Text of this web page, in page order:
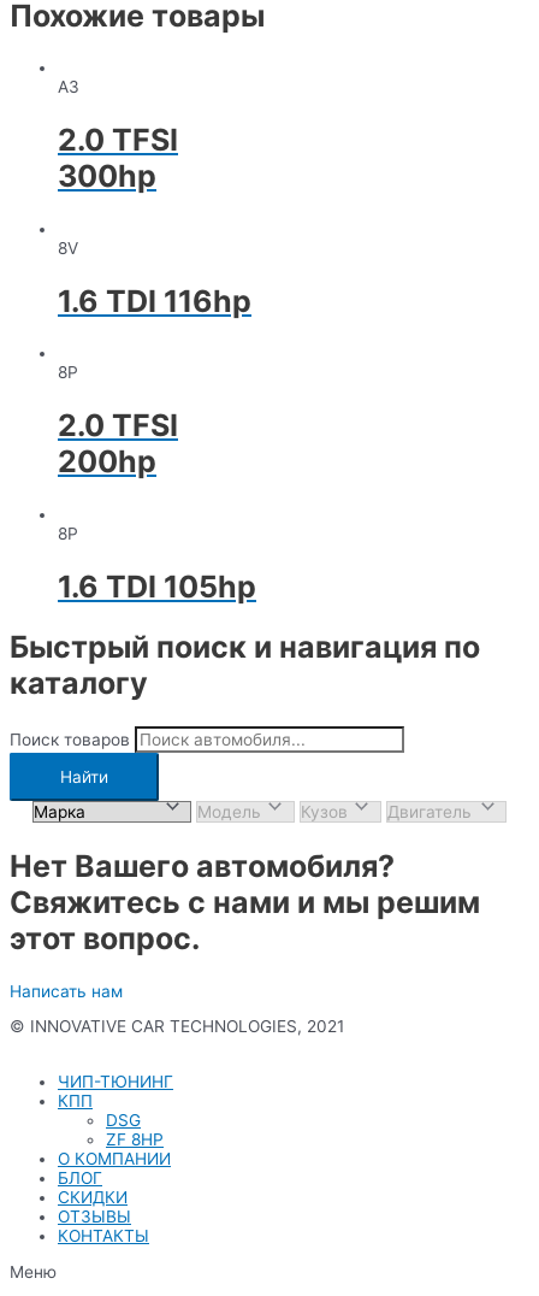
Похожие товары
A3
2.0 TFSI
300hp
8V
1.6 TDI 116hp
8P
2.0 TFSI
200hp
8P
1.6 TDI 105hp
Быстрый поиск и навигация по
каталогу
Поиск товаров
Найти
Нет Вашего автомобиля?
Свяжитесь с нами и мы решим
этот вопрос.
Написать нам
© INNOVATIVE CAR TECHNOLOGIES, 2021
ЧИП-ТЮНИНГ
КПП
DSG
ZF 8HP
О КОМПАНИИ
БЛОГ
СКИДКИ
ОТЗЫВЫ
КОНТАКТЫ
Меню